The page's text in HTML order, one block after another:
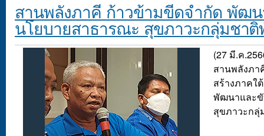
สานพลังภาคี ก้าวข้ามขีดจำกัด พัฒ
นโยบายสาธารณะ สุขภาวะกลุ่มชา
(27 มี.ค
สานพลังภา
สร้างภาคใ
พัฒนาและขั
สุขภาวะกลุ่